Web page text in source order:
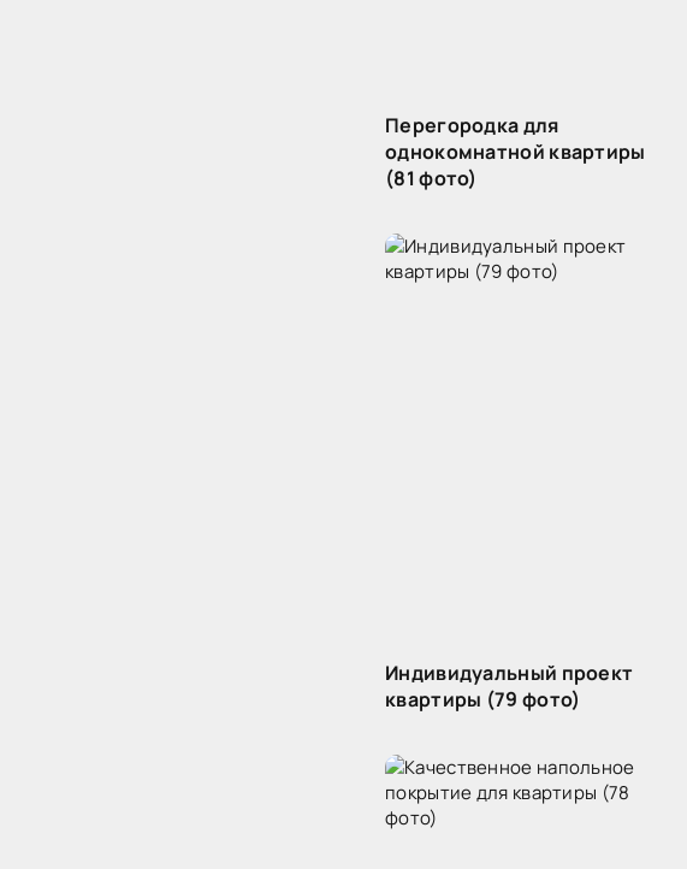
Перегородка для
однокомнатной квартиры
(81 фото)
Индивидуальный проект
квартиры (79 фото)